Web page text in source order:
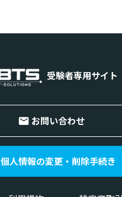
受験者専用サイト
お問い合わせ
個人情報の変更・削除手続き